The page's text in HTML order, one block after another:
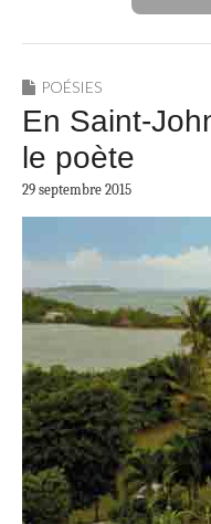
POÉSIES
En Saint-
le poète
29 septembre 2015